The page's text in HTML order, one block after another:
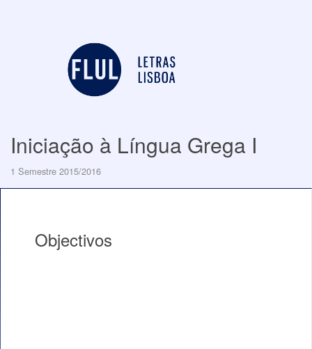
Iniciação à Língua Grega I
1 Semestre 2015/2016
Objectivos